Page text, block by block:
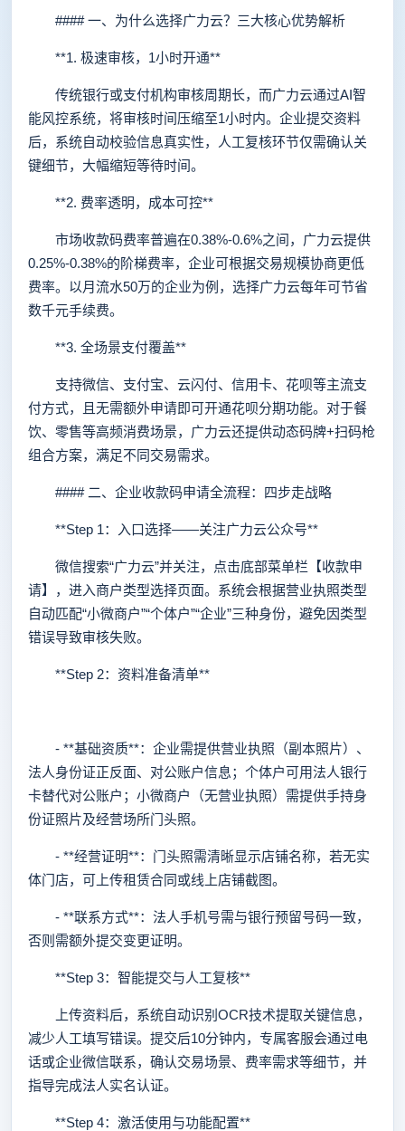
#### 一、为什么选择广力云？三大核心优势解析
**1. 极速审核，1小时开通**
传统银行或支付机构审核周期长，而广力云通过AI智
能风控系统，将审核时间压缩至1小时内。企业提交资料
后，系统自动校验信息真实性，人工复核环节仅需确认关
键细节，大幅缩短等待时间。
**2. 费率透明，成本可控**
市场收款码费率普遍在0.38%-0.6%之间，广力云提供
0.25%-0.38%的阶梯费率，企业可根据交易规模协商更低
费率。以月流水50万的企业为例，选择广力云每年可节省
数千元手续费。
**3. 全场景支付覆盖**
支持微信、支付宝、云闪付、信用卡、花呗等主流支
付方式，且无需额外申请即可开通花呗分期功能。对于餐
饮、零售等高频消费场景，广力云还提供动态码牌+扫码枪
组合方案，满足不同交易需求。
#### 二、企业收款码申请全流程：四步走战略
**Step 1：入口选择——关注广力云公众号**
微信搜索“广力云”并关注，点击底部菜单栏【收款申
请】，进入商户类型选择页面。系统会根据营业执照类型
自动匹配“小微商户”“个体户”“企业”三种身份，避免因类型
错误导致审核失败。
**Step 2：资料准备清单**
- **基础资质**：企业需提供营业执照（副本照片）、
法人身份证正反面、对公账户信息；个体户可用法人银行
卡替代对公账户；小微商户（无营业执照）需提供手持身
份证照片及经营场所门头照。
- **经营证明**：门头照需清晰显示店铺名称，若无实
体门店，可上传租赁合同或线上店铺截图。
- **联系方式**：法人手机号需与银行预留号码一致，
否则需额外提交变更证明。
**Step 3：智能提交与人工复核**
上传资料后，系统自动识别OCR技术提取关键信息，
减少人工填写错误。提交后10分钟内，专属客服会通过电
话或企业微信联系，确认交易场景、费率需求等细节，并
指导完成法人实名认证。
**Step 4：激活使用与功能配置**